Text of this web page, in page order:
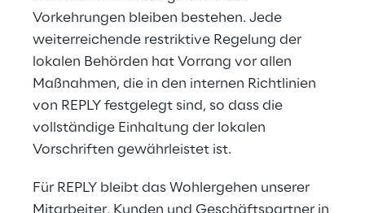
Vorkehrungen bleiben bestehen. Jede
weiterreichende restriktive Regelung der
lokalen Behörden hat Vorrang vor allen
Maßnahmen, die in den internen Richtlinien
von REPLY festgelegt sind, so dass die
vollständige Einhaltung der lokalen
Vorschriften gewährleistet ist.
Für REPLY bleibt das Wohlergehen unserer
Mitarbeiter, Kunden und Geschäftspartner in